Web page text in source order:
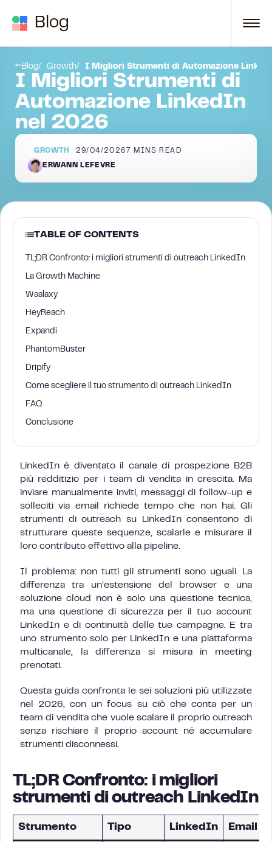
Blog
Blog Growth I Migliori Strumenti di Automazione
I Migliori Strumenti di
Automazione LinkedIn
nel 2026
GROWTH 29/04/2026 7 MINS READ
ERWANN LEFEVRE
TABLE OF CONTENTS
TL;DR Confronto: i migliori strumenti di outreach LinkedIn
La Growth Machine
Waalaxy
HeyReach
Expandi
PhantomBuster
Dripify
Come scegliere il tuo strumento di outreach LinkedIn
FAQ
Conclusione
LinkedIn è diventato il canale di prospezione B2B
più redditizio per i team di vendita in crescita. Ma
inviare manualmente inviti, messaggi di follow-up e
solleciti via email richiede tempo che non hai. Gli
strumenti di outreach su LinkedIn consentono di
strutturare queste sequenze, scalarle e misurare il
loro contributo effettivo alla pipeline.
Il problema: non tutti gli strumenti sono uguali. La
differenza tra un’estensione del browser e una
soluzione cloud non è solo una questione tecnica,
ma una questione di sicurezza per il tuo account
LinkedIn e di continuità delle tue campagne. E tra
uno strumento solo per LinkedIn e una piattaforma
multicanale, la differenza si misura in meeting
prenotati.
Questa guida confronta le sei soluzioni più utilizzate
nel 2026, con un focus su ciò che conta per un
team di vendita che vuole scalare il proprio outreach
senza rischiare il proprio account né accumulare
strumenti disconnessi.
TL;DR Confronto: i migliori
strumenti di outreach LinkedIn
Strumento Tipo LinkedIn Email